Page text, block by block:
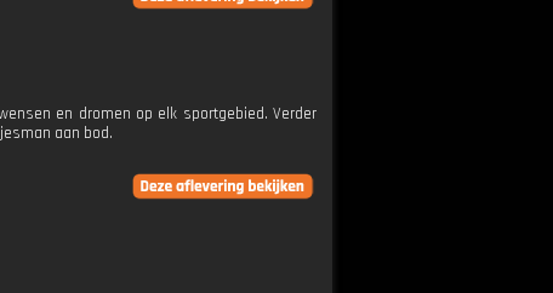
en dromen op elk sportgebied. Verder
aan bod.